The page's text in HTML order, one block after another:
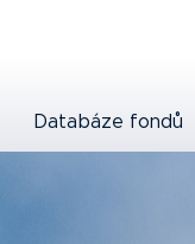
Databáze fondů